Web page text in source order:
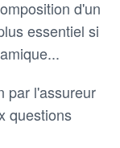
d'un
essentiel si
par l'assureur
questions